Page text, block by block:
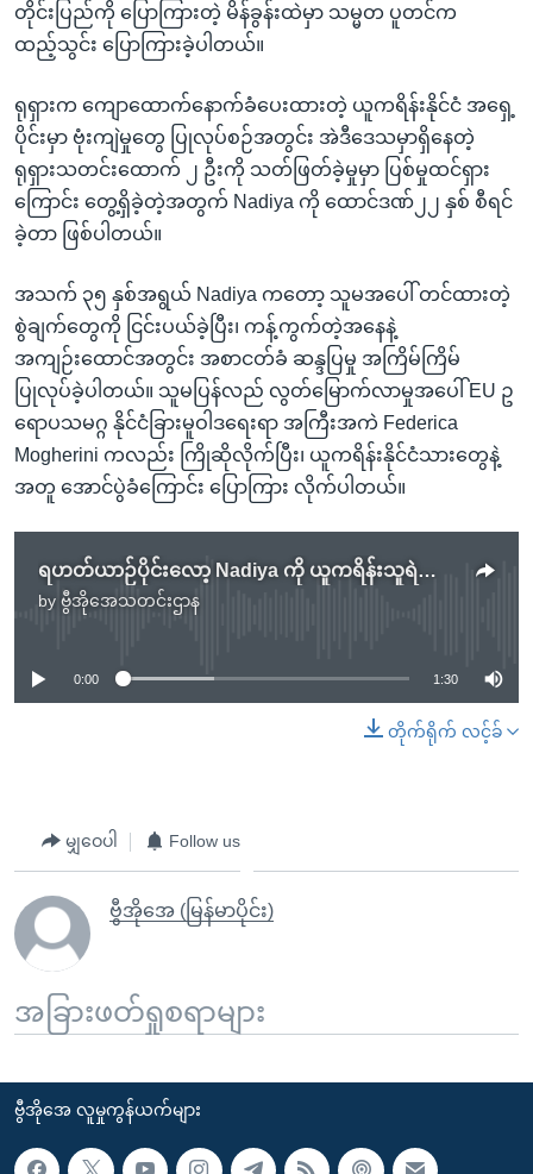
တိုင်းပြည်ကို ပြောကြားတဲ့ မိန်ခွန်းထဲမှာ သမ္မတ ပူတင်က
ထည့်သွင်း ပြောကြားခဲ့ပါတယ်။
ရုရှားက ကျောထောက်နောက်ခံပေးထားတဲ့ ယူကရိန်းနိုင်ငံ အရှေ့
ပိုင်းမှာ ဗုံးကျဲမှုတွေ ပြုလုပ်စဉ်အတွင်း အဲဒီဒေသမှာရှိနေတဲ့
ရုရှားသတင်းထောက် ၂ ဦးကို သတ်ဖြတ်ခဲ့မှုမှာ ပြစ်မှုထင်ရှား
ကြောင်း တွေ့ရှိခဲ့တဲ့အတွက် Nadiya ကို ထောင်ဒဏ်၂၂ နှစ် စီရင်
ခဲ့တာ ဖြစ်ပါတယ်။
အသက် ၃၅ နှစ်အရွယ် Nadiya ကတော့ သူမအပေါ် တင်ထားတဲ့
စွဲချက်တွေကို ငြင်းပယ်ခဲ့ပြီး၊ ကန့်ကွက်တဲ့အနေနဲ့
အကျဉ်းထောင်အတွင်း အစာငတ်ခံ ဆန္ဒပြမှု အကြိမ်ကြိမ်
ပြုလုပ်ခဲ့ပါတယ်။ သူမပြန်လည် လွတ်မြောက်လာမှုအပေါ် EU ဥ
ရောပသမဂ္ဂ နိုင်ငံခြားမူဝါဒရေးရာ အကြီးအကဲ Federica
Mogherini ကလည်း ကြိုဆိုလိုက်ပြီး၊ ယူကရိန်းနိုင်ငံသားတွေနဲ့
အတူ အောင်ပွဲခံကြောင်း ပြောကြား လိုက်ပါတယ်။
ရဟတ်ယာဉ်ပိုင်းလော့ Nadiya ကို ယူကရိန်းသူရဲကောင်းလို ကြိုဆို
by ဗွီအိုအေသတင်းဌာန
No media source currently available
0:00 1:30
တိုက်ရိုက် လင့်ခ်
မျှဝေပါ Follow us
ဗွီအိုအေ (မြန်မာပိုင်း)
အခြားဖတ်ရှုစရာများ
ဗွီအိုအေ လူမှုကွန်ယက်များ